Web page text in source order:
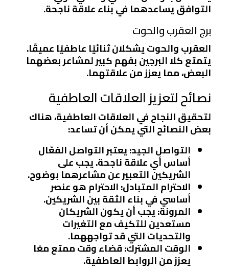
التوافق يساعدهما في بناء علاقة ناجحة.
برج العقرب والحوت
العقرب والحوت يشكلان ثنائيًا عاطفيًا عميقًا.
يتمتع كلا البرجين بفهم كبير لمشاعر بعضهما
البعض، مما يعزز من علاقتهما.
نصائح لتعزيز العلاقات العاطفية
لتحقيق النجاح في العلاقات العاطفية، هناك
بعض النصائح التي يمكن أن تساعد:
التواصل الجيد: يعتبر التواصل الفعّال
أساس أي علاقة ناجحة. يجب على
الشريكين التعبير عن مشاعرهما بوضوح.
الاحترام المتبادل: الاحترام هو عنصر
أساسي في بناء الثقة بين الشريكين.
المرونة: يجب أن يكون الشريكان
مستعدين للتكيف مع التغيرات
والتحديات التي قد تواجههما.
الوقت المشترك: قضاء وقت ممتع معًا
يعزز من الروابط العاطفية.